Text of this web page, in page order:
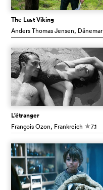
The Last Viking
Anders Thomas Jensen, Dänemark
L’étranger
François Ozon, Frankreich c7.1